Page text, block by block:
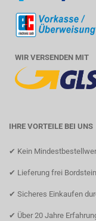
WIR VERSENDEN MIT
IHRE VORTEILE BEI UNS
✔ Kein
✔ Lieferung frei
✔ Sicheres Einkaufen
✔ Über 20 Jahre